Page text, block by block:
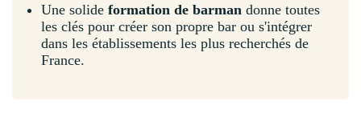
Une solide formation de barman donne toutes
les clés pour créer son propre bar ou s'intégrer
dans les établissements les plus recherchés de
France.